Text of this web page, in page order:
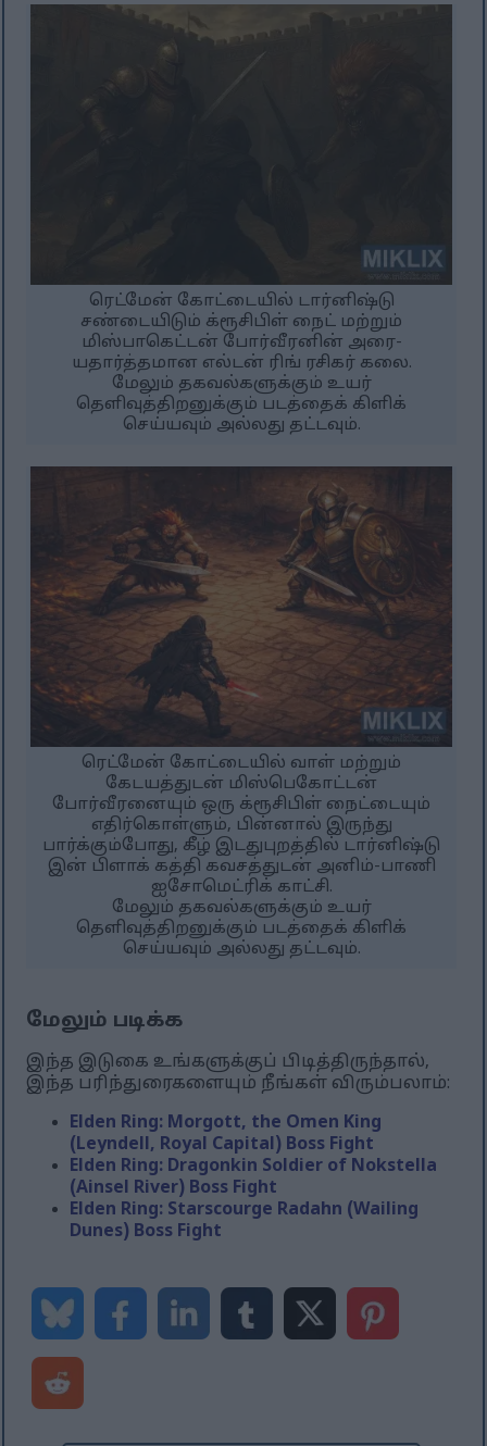
ரெட்மேன் கோட்டையில் டார்னிஷ்டு
சண்டையிடும் க்ரூசிபிள் நைட் மற்றும்
மிஸ்பாகெட்டன் போர்வீரனின் அரை-
யதார்த்தமான எல்டன் ரிங் ரசிகர் கலை.
மேலும் தகவல்களுக்கும் உயர்
தெளிவுத்திறனுக்கும் படத்தைக் கிளிக்
செய்யவும் அல்லது தட்டவும்.
ரெட்மேன் கோட்டையில் வாள் மற்றும்
கேடயத்துடன் மிஸ்பெகோட்டன்
போர்வீரனையும் ஒரு க்ரூசிபிள் நைட்டையும்
எதிர்கொள்ளும், பின்னால் இருந்து
பார்க்கும்போது, கீழ் இடதுபுறத்தில் டார்னிஷ்டு
இன் பிளாக் கத்தி கவசத்துடன் அனிம்-பாணி
ஐசோமெட்ரிக் காட்சி.
மேலும் தகவல்களுக்கும் உயர்
தெளிவுத்திறனுக்கும் படத்தைக் கிளிக்
செய்யவும் அல்லது தட்டவும்.
மேலும் படிக்க
இந்த இடுகை உங்களுக்குப் பிடித்திருந்தால்,
இந்த பரிந்துரைகளையும் நீங்கள் விரும்பலாம்:
Elden Ring: Morgott, the Omen King
(Leyndell, Royal Capital) Boss Fight
Elden Ring: Dragonkin Soldier of Nokstella
(Ainsel River) Boss Fight
Elden Ring: Starscourge Radahn (Wailing
Dunes) Boss Fight